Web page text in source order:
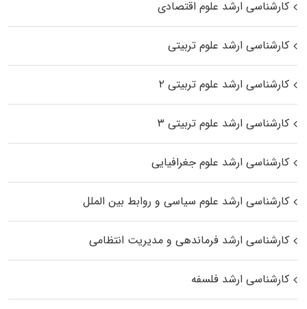
کارشناسی ارشد علوم اقتصادی
کارشناسی ارشد علوم تربیتی
کارشناسی ارشد علوم تربیتی ۲
کارشناسی ارشد علوم تربیتی ۳
کارشناسی ارشد علوم جغرافیایی
کارشناسی ارشد علوم سیاسی و روابط بین الملل
کارشناسی ارشد فرماندهی و مدیریت انتظامی
کارشناسی ارشد فلسفه